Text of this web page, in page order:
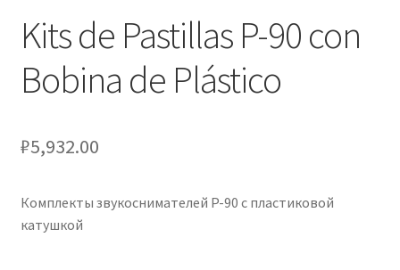
Kits de Pastillas P-90 con
Bobina de Plástico
₽5,932.00
Комплекты звукоснимателей P-90 с пластиковой
катушкой